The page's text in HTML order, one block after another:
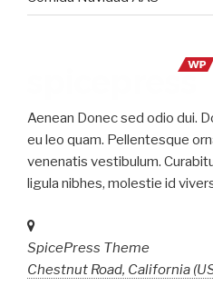
Aenean Donec sed odio dui.
eu leo quam. Pellentesque
venenatis vestibulum.
ligula nibhes, molestie id
SpicePress Theme
Chestnut Road, California